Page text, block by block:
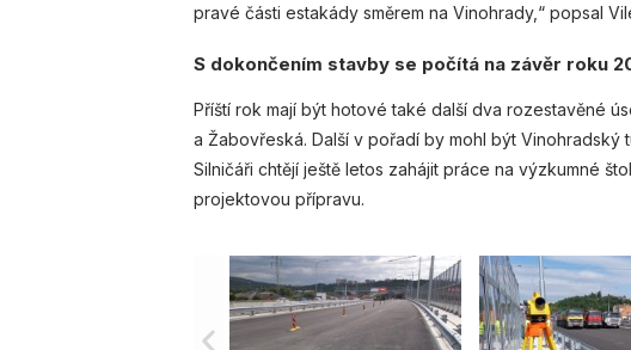
pravé části estakády směrem na Vinohrady,“ popsal
S dokončením stavby se počítá na závěr roku
Příští rok mají být hotové také další dva rozestavěné
a Žabovřeská. Další v pořadí by mohl být
Silničáři chtějí ještě letos zahájit práce na výzkumné
projektovou přípravu.